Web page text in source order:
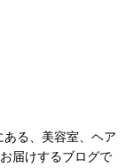
る、美容室、ヘア
届けするブログで